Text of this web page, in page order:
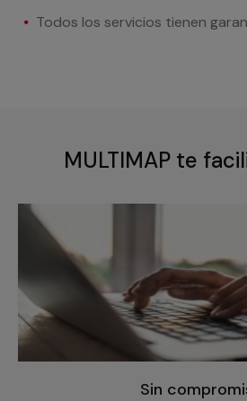
Todos los servicios tienen
MULTIMAP te
Sin